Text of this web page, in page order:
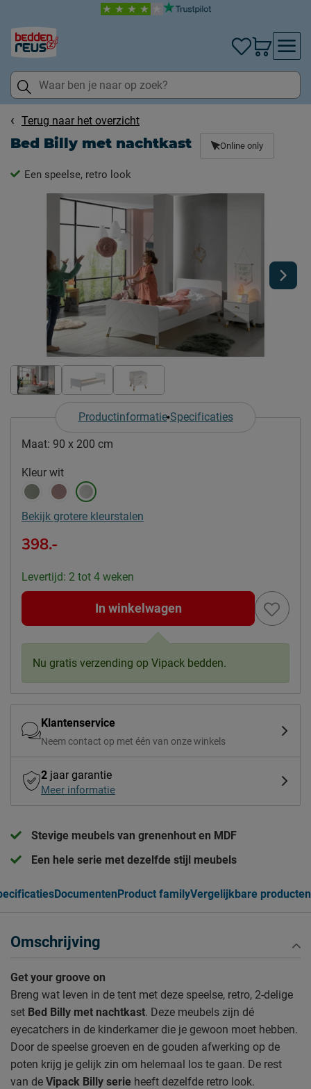
Terug naar het overzicht
Bed Billy met nachtkast Online only
Een speelse, retro look
Productinformatie Specificaties
Maat: 90 x 200 cm
Kleur wit
Bekijk grotere kleurstalen
398.-
Levertijd: 2 tot 4 weken
In winkelwagen
Nu gratis verzending op Vipack bedden.
Klantenservice
Neem contact op met één van onze winkels
2 jaar garantie
Meer informatie
Stevige meubels van grenenhout en MDF
Een hele serie met dezelfde stijl meubels
DocumentenProduct familyVergelijkbare producten
Omschrijving
Get your groove on
Breng wat leven in de tent met deze speelse, retro, 2-delige
set Bed Billy met nachtkast. Deze meubels zijn dé
eyecatchers in de kinderkamer die je gewoon moet hebben.
Door de speelse groeven en de gouden afwerking op de
poten krijg je gelijk zin om helemaal los te gaan. De rest
van de Vipack Billy serie heeft dezelfde retro look.